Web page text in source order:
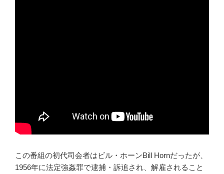
この番組の初代司会者はビル・ホーンBill Hornだったが、
1956年に法定強姦罪で逮捕・訴追され、解雇されること